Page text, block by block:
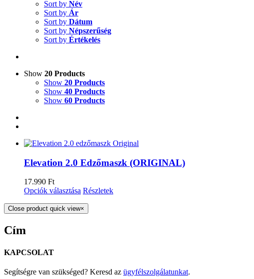
Sort by Név
Sort by Ár
Sort by Dátum
Sort by Népszerűség
Sort by Értékelés
Show 20 Products
Show 20 Products
Show 40 Products
Show 60 Products
Elevation 2.0 Edzőmaszk (ORIGINAL)
17.990 Ft
Opciók választása Részletek
Close product quick view×
Cím
KAPCSOLAT
Segítségre van szükséged? Keresd az ügyfélszolgálatunkat.